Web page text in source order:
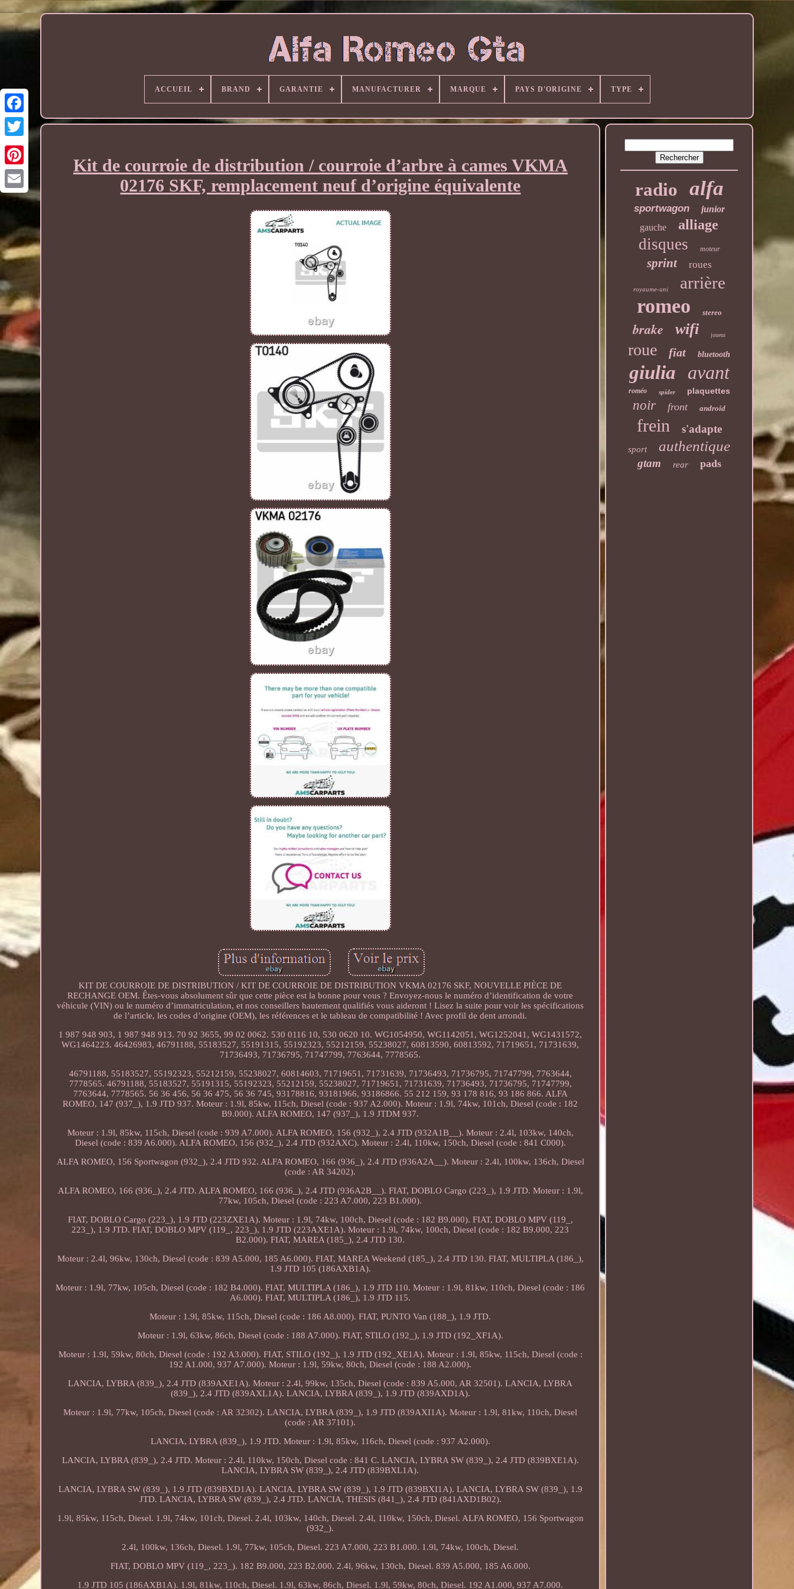
ACCUEIL BRAND GARANTIE MANUFACTURER MARQUE PAYS D'ORIGINE TYPE
Kit de courroie de distribution / courroie d’arbre à cames VKMA
02176 SKF, remplacement neuf d’origine équivalente
KIT DE COURROIE DE DISTRIBUTION / KIT DE COURROIE DE DISTRIBUTION VKMA 02176 SKF, NOUVELLE PIÈCE DE
RECHANGE OEM. Êtes-vous absolument sûr que cette pièce est la bonne pour vous ? Envoyez-nous le numéro d’identification de votre
véhicule (VIN) ou le numéro d’immatriculation, et nos conseillers hautement qualifiés vous aideront ! Lisez la suite pour voir les spécifications
de l’article, les codes d’origine (OEM), les références et le tableau de compatibilité ! Avec profil de dent arrondi.
1 987 948 903, 1 987 948 913. 70 92 3655, 99 02 0062. 530 0116 10, 530 0620 10. WG1054950, WG1142051, WG1252041, WG1431572,
WG1464223. 46426983, 46791188, 55183527, 55191315, 55192323, 55212159, 55238027, 60813590, 60813592, 71719651, 71731639,
71736493, 71736795, 71747799, 7763644, 7778565.
46791188, 55183527, 55192323, 55212159, 55238027, 60814603, 71719651, 71731639, 71736493, 71736795, 71747799, 7763644,
7778565. 46791188, 55183527, 55191315, 55192323, 55212159, 55238027, 71719651, 71731639, 71736493, 71736795, 71747799,
7763644, 7778565. 56 36 456, 56 36 475, 56 36 745, 93178816, 93181966, 93186866. 55 212 159, 93 178 816, 93 186 866. ALFA
ROMEO, 147 (937_), 1.9 JTD 937. Moteur : 1.9l, 85kw, 115ch, Diesel (code : 937 A2.000). Moteur : 1.9l, 74kw, 101ch, Diesel (code : 182
B9.000). ALFA ROMEO, 147 (937_), 1.9 JTDM 937.
Moteur : 1.9l, 85kw, 115ch, Diesel (code : 939 A7.000). ALFA ROMEO, 156 (932_), 2.4 JTD (932A1B__). Moteur : 2.4l, 103kw, 140ch,
Diesel (code : 839 A6.000). ALFA ROMEO, 156 (932_), 2.4 JTD (932AXC). Moteur : 2.4l, 110kw, 150ch, Diesel (code : 841 C000).
ALFA ROMEO, 156 Sportwagon (932_), 2.4 JTD 932. ALFA ROMEO, 166 (936_), 2.4 JTD (936A2A__). Moteur : 2.4l, 100kw, 136ch, Diesel
(code : AR 34202).
ALFA ROMEO, 166 (936_), 2.4 JTD. ALFA ROMEO, 166 (936_), 2.4 JTD (936A2B__). FIAT, DOBLO Cargo (223_), 1.9 JTD. Moteur : 1.9l,
77kw, 105ch, Diesel (code : 223 A7.000, 223 B1.000).
FIAT, DOBLO Cargo (223_), 1.9 JTD (223ZXE1A). Moteur : 1.9l, 74kw, 100ch, Diesel (code : 182 B9.000). FIAT, DOBLO MPV (119_,
223_), 1.9 JTD. FIAT, DOBLO MPV (119_, 223_), 1.9 JTD (223AXE1A). Moteur : 1.9l, 74kw, 100ch, Diesel (code : 182 B9.000, 223
B2.000). FIAT, MAREA (185_), 2.4 JTD 130.
Moteur : 2.4l, 96kw, 130ch, Diesel (code : 839 A5.000, 185 A6.000). FIAT, MAREA Weekend (185_), 2.4 JTD 130. FIAT, MULTIPLA (186_),
1.9 JTD 105 (186AXB1A).
Moteur : 1.9l, 77kw, 105ch, Diesel (code : 182 B4.000). FIAT, MULTIPLA (186_), 1.9 JTD 110. Moteur : 1.9l, 81kw, 110ch, Diesel (code : 186
A6.000). FIAT, MULTIPLA (186_), 1.9 JTD 115.
Moteur : 1.9l, 85kw, 115ch, Diesel (code : 186 A8.000). FIAT, PUNTO Van (188_), 1.9 JTD.
Moteur : 1.9l, 63kw, 86ch, Diesel (code : 188 A7.000). FIAT, STILO (192_), 1.9 JTD (192_XF1A).
Moteur : 1.9l, 59kw, 80ch, Diesel (code : 192 A3.000). FIAT, STILO (192_), 1.9 JTD (192_XE1A). Moteur : 1.9l, 85kw, 115ch, Diesel (code :
192 A1.000, 937 A7.000). Moteur : 1.9l, 59kw, 80ch, Diesel (code : 188 A2.000).
LANCIA, LYBRA (839_), 2.4 JTD (839AXE1A). Moteur : 2.4l, 99kw, 135ch, Diesel (code : 839 A5.000, AR 32501). LANCIA, LYBRA
(839_), 2.4 JTD (839AXL1A). LANCIA, LYBRA (839_), 1.9 JTD (839AXD1A).
Moteur : 1.9l, 77kw, 105ch, Diesel (code : AR 32302). LANCIA, LYBRA (839_), 1.9 JTD (839AXI1A). Moteur : 1.9l, 81kw, 110ch, Diesel
(code : AR 37101).
LANCIA, LYBRA (839_), 1.9 JTD. Moteur : 1.9l, 85kw, 116ch, Diesel (code : 937 A2.000).
LANCIA, LYBRA (839_), 2.4 JTD. Moteur : 2.4l, 110kw, 150ch, Diesel code : 841 C. LANCIA, LYBRA SW (839_), 2.4 JTD (839BXE1A).
LANCIA, LYBRA SW (839_), 2.4 JTD (839BXL1A).
LANCIA, LYBRA SW (839_), 1.9 JTD (839BXD1A). LANCIA, LYBRA SW (839_), 1.9 JTD (839BXI1A). LANCIA, LYBRA SW (839_), 1.9
JTD. LANCIA, LYBRA SW (839_), 2.4 JTD. LANCIA, THESIS (841_), 2.4 JTD (841AXD1B02).
1.9l, 85kw, 115ch, Diesel. 1.9l, 74kw, 101ch, Diesel. 2.4l, 103kw, 140ch, Diesel. 2.4l, 110kw, 150ch, Diesel. ALFA ROMEO, 156 Sportwagon
(932_).
2.4l, 100kw, 136ch, Diesel. 1.9l, 77kw, 105ch, Diesel. 223 A7.000, 223 B1.000. 1.9l, 74kw, 100ch, Diesel.
FIAT, DOBLO MPV (119_, 223_). 182 B9.000, 223 B2.000. 2.4l, 96kw, 130ch, Diesel. 839 A5.000, 185 A6.000.
1.9 JTD 105 (186AXB1A). 1.9l, 81kw, 110ch, Diesel. 1.9l, 63kw, 86ch, Diesel. 1.9l, 59kw, 80ch, Diesel. 192 A1.000, 937 A7.000.
radio alfa
sportwagon
junior
gauche
alliage
disques moteur
sprint roues
royaume-uni arrière
romeo stereo
brake wifi joueur
roue fiat bluetooth
giulia avant
roméo spider plaquettes
noir front android
frein s'adapte
sport authentique
gtam rear pads